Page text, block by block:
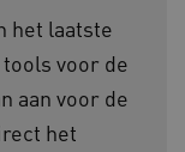
het laatste
voor de
aan voor de
het